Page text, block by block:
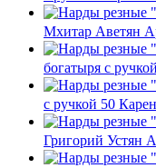
Мхитар Аветян
богатыря с
с ручкой 50
Григорий Устян